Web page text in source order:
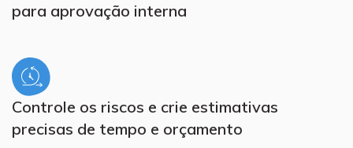
para aprovação interna
Controle os riscos e crie estimativas
precisas de tempo e orçamento